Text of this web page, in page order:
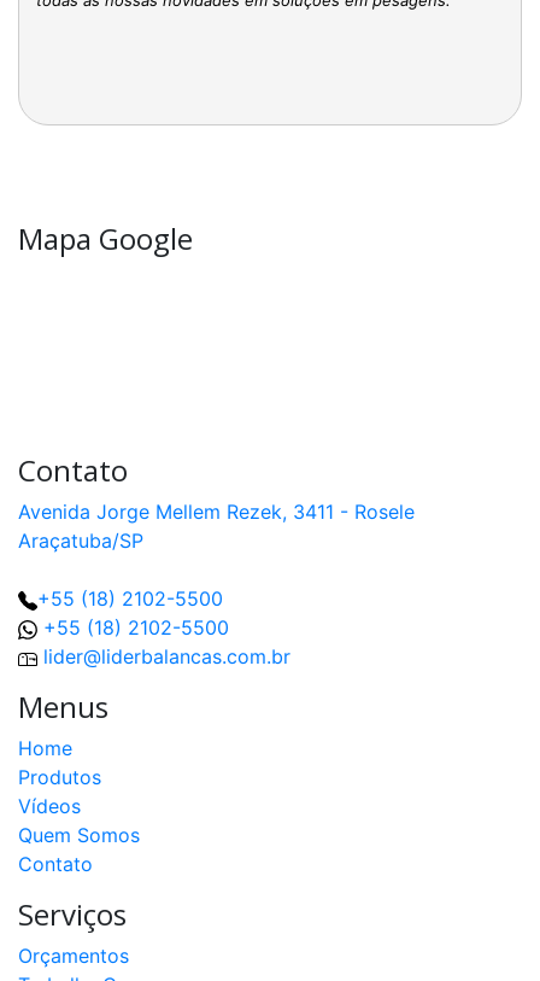
Mapa Google
Contato
Avenida Jorge Mellem Rezek, 3411 - Rosele
Araçatuba/SP
+55 (18) 2102-5500
+55 (18) 2102-5500
lider@liderbalancas.com.br
Menus
Home
Produtos
Vídeos
Quem Somos
Contato
Serviços
Orçamentos